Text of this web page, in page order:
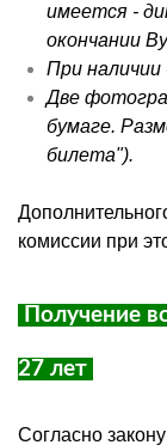
имеется -
окончании
При наличии
Две
бумаге.
билета").
комиссии при
Получение
27 лет
Согласно